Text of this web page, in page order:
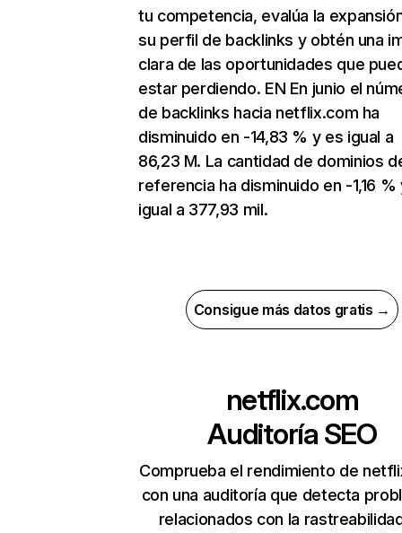
tu competencia, evalúa la
su perfil de backlinks y obtén una
clara de las oportunidades que
estar perdiendo. EN En junio el
de backlinks hacia netflix.com ha
disminuido en -14,83 % y es igual a
86,23 M. La cantidad de dominios
referencia ha disminuido en -1,16 %
igual a 377,93 mil.
Consigue más datos gratis →
netflix.com
Auditoría SEO
Comprueba el rendimiento de
con una auditoría que detecta
relacionados con la